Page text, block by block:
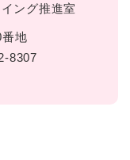
ング推進室
地
8307